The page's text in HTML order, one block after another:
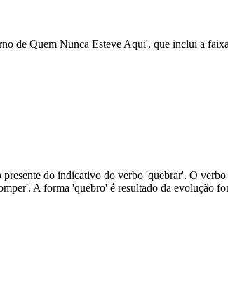
de Quem Nunca Esteve Aqui', que inclui a
do indicativo do verbo 'quebrar'. O
A forma 'quebro' é resultado da evolução